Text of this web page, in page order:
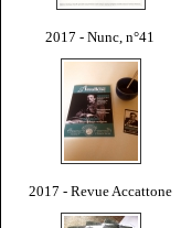
2017 - Nunc, n°41
2017 - Revue Accattone